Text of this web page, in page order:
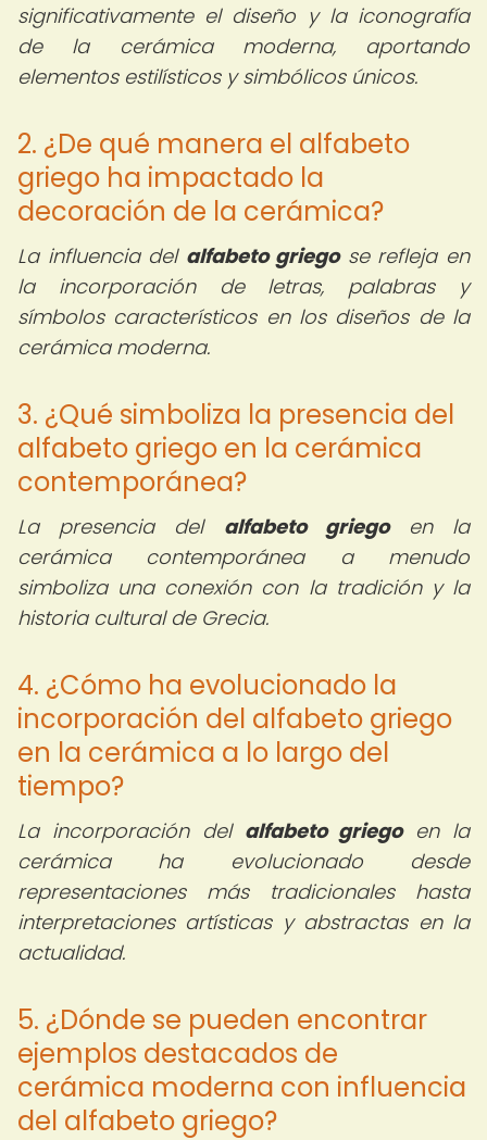
significativamente el diseño y la iconografía
de la cerámica moderna, aportando
elementos estilísticos y simbólicos únicos.
2. ¿De qué manera el alfabeto
griego ha impactado la
decoración de la cerámica?
La influencia del alfabeto griegose refleja en
la incorporación de letras, palabras y
símbolos característicos en los diseños de la
cerámica moderna.
3. ¿Qué simboliza la presencia del
alfabeto griego en la cerámica
contemporánea?
La presencia del alfabeto griegoen la
cerámica contemporánea a menudo
simboliza una conexión con la tradición y la
historia cultural de Grecia.
4. ¿Cómo ha evolucionado la
incorporación del alfabeto griego
en la cerámica a lo largo del
tiempo?
La incorporación del alfabeto griegoen la
cerámica ha evolucionado desde
representaciones más tradicionales hasta
interpretaciones artísticas y abstractas en la
actualidad.
5. ¿Dónde se pueden encontrar
ejemplos destacados de
cerámica moderna con influencia
del alfabeto griego?